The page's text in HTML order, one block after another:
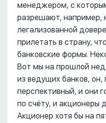
менеджером, с
разрешают, например,
легализованной
прилетать в страну,
банковские формы.
Вот мы на прошлой
из ведущих банков,
перспективный, и они
по счёту, и акционеры
Акционер хотя бы на